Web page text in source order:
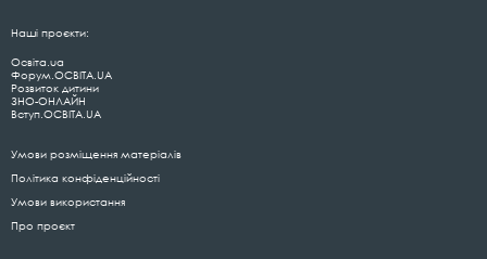
Наші проєкти:
Освіта.ua
Форум.ОСВІТА.UA
Розвиток дитини
ЗНО-ОНЛАЙН
Вступ.ОСВІТА.UA
Умови розміщення матеріалів
Політика конфіденційності
Умови використання
Про проєкт